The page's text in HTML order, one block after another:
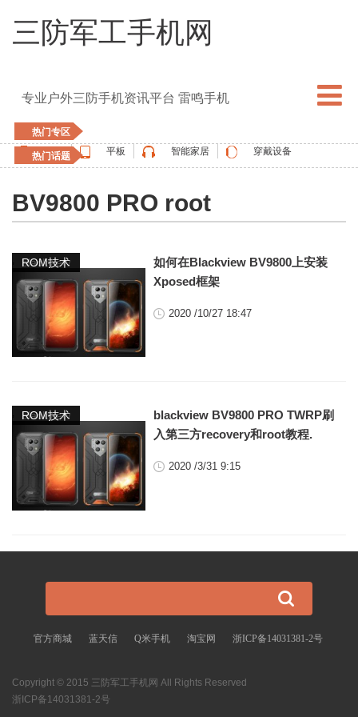
三防军工手机网
专业户外三防手机资讯平台 雷鸣手机
热门专区
手机
平板 智能家居 穿戴设备
热门话题
oukitel
ulefone vernee apple watch
BV9800 PRO root
blackview
ROM技术
如何在Blackview BV9800上安装
Xposed框架
2020 /10/27 18:47
blackview
ROM技术
blackview BV9800 PRO TWRP刷
入第三方recovery和root教程.
2020 /3/31 9:15
官方商城 蓝天信 Q米手机 淘宝网 浙ICP备14031381-2号
Copyright © 2015 三防军工手机网 All Rights Reserved
浙ICP备14031381-2号